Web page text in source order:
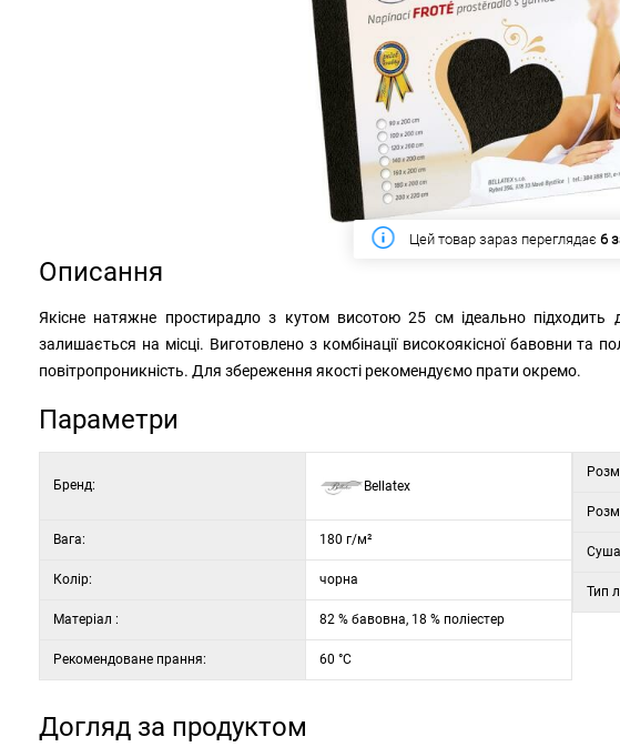
Цей товар зараз переглядає 6
Описання
Якісне натяжне простирадло з кутом висотою 25 см ідеально
залишається на місці. Виготовлено з комбінації високоякісної бавовни та
повітропроникність. Для збереження якості рекомендуємо прати окремо.
Параметри
Бренд: Bellatex
Вага: 180 г/м²
Колір: чорна
Матеріал : 82 % бавовна, 18 % поліестер
Рекомендоване прання: 60 °C
Тип
Догляд за продуктом